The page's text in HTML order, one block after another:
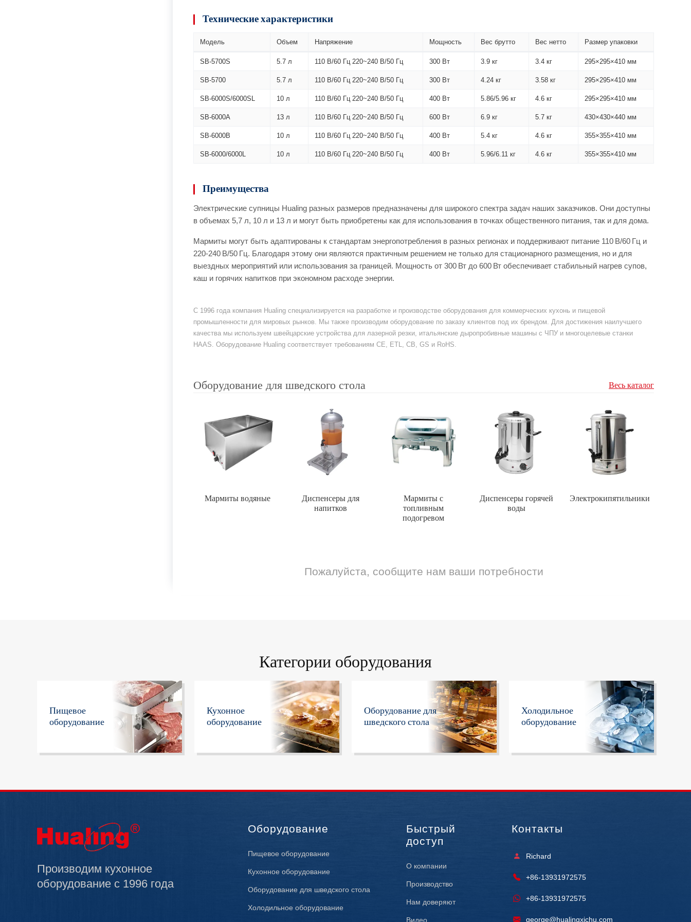
Технические характеристики
Модель Объем Напряжение Мощность Вес брутто Вес нетто Размер упаковки
SB-5700S 5.7 л 110 В/60 Гц 220~240 В/50 Гц 300 Вт 3.9 кг 3.4 кг 295×295×410 мм
SB-5700 5.7 л 110 В/60 Гц 220~240 В/50 Гц 300 Вт 4.24 кг 3.58 кг 295×295×410 мм
SB-6000S/6000SL 10 л 110 В/60 Гц 220~240 В/50 Гц 400 Вт 5.86/5.96 кг 4.6 кг 295×295×410 мм
SB-6000A 13 л 110 В/60 Гц 220~240 В/50 Гц 600 Вт 6.9 кг 5.7 кг 430×430×440 мм
SB-6000B 10 л 110 В/60 Гц 220~240 В/50 Гц 400 Вт 5.4 кг 4.6 кг 355×355×410 мм
SB-6000/6000L 10 л 110 В/60 Гц 220~240 В/50 Гц 400 Вт 5.96/6.11 кг 4.6 кг 355×355×410 мм
Преимущества
Электрические супницы Hualing разных размеров предназначены для широкого спектра задач наших заказчиков. Они доступны
в объемах 5,7 л, 10 л и 13 л и могут быть приобретены как для использования в точках общественного питания, так и для дома.
Мармиты могут быть адаптированы к стандартам энергопотребления в разных регионах и поддерживают питание 110 В/60 Гц и
220-240 В/50 Гц. Благодаря этому они являются практичным решением не только для стационарного размещения, но и для
выездных мероприятий или использования за границей. Мощность от 300 Вт до 600 Вт обеспечивает стабильный нагрев супов,
каш и горячих напитков при экономном расходе энергии.
С 1996 года компания Hualing специализируется на разработке и производстве оборудования для коммерческих кухонь и пищевой
промышленности для мировых рынков. Мы также производим оборудование по заказу клиентов под их брендом. Для достижения наилучшего
качества мы используем швейцарские устройства для лазерной резки, итальянские дыропробивные машины с ЧПУ и многоцелевые станки
HAAS. Оборудование Hualing соответствует требованиям CE, ETL, CB, GS и RoHS.
Оборудование для шведского стола Весь каталог
Мармиты водяные
Диспенсеры для
напитков
Мармиты с
топливным
подогревом
Диспенсеры горячей
воды
Электрокипятильники
Пожалуйста, сообщите нам ваши потребности
Категории оборудования
Пищевое
оборудование
Кухонное
оборудование
Оборудование для
шведского стола
Холодильное
оборудование
Производим кухонное
оборудование с 1996 года
Оборудование
Пищевое оборудование
Кухонное оборудование
Оборудование для шведского стола
Холодильное оборудование
Быстрый
доступ
О компании
Производство
Нам доверяют
Видео
Контакты
Richard
+86-13931972575
+86-13931972575
george@hualingxichu.com